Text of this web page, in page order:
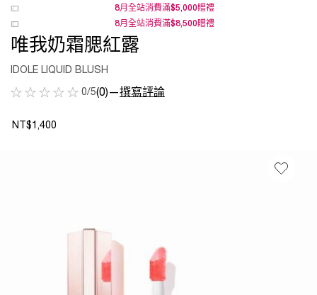
8月全站消費滿$5,000贈禮
8月全站消費滿$8,500贈禮
唯我奶霜腮紅露
IDOLE LIQUID BLUSH
0/5(0)—撰寫評論
NT$1,400